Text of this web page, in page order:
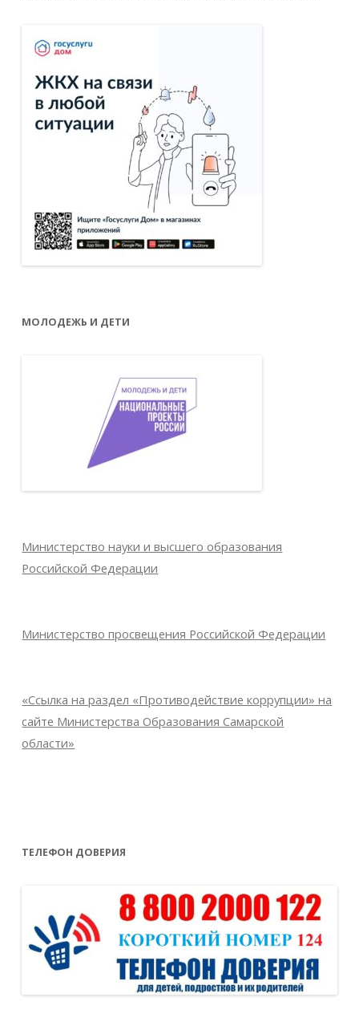
МОЛОДЕЖЬ И ДЕТИ
Министерство науки и высшего образования
Российской Федерации
Министерство просвещения Российской Федерации
«Ссылка на раздел «Противодействие коррупции» на
сайте Министерства Образования Самарской
области»
ТЕЛЕФОН ДОВЕРИЯ